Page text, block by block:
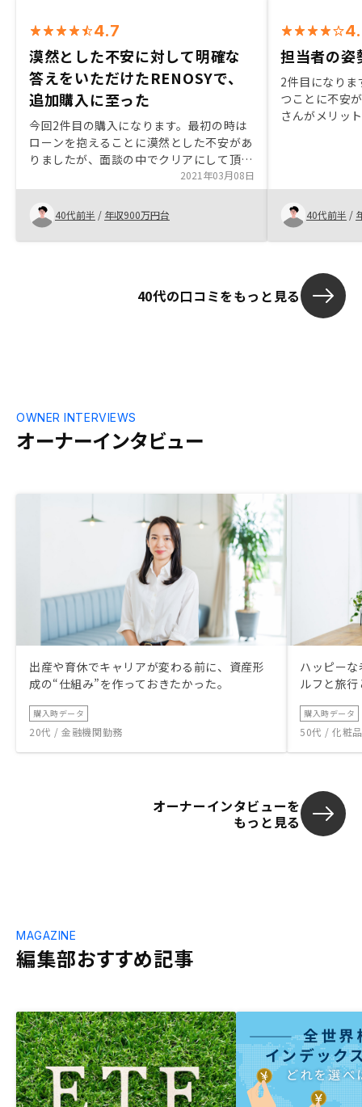
4.7
漠然とした不安に対して明確な
答えをいただけたRENOSYで、
追加購入に至った
今回2件目の購入になります。最初の時は
ローンを抱えることに漠然とした不安があ
りましたが、面談の中でクリアにして頂け
ました。質問に対する回答も明確かつスピ
ーディーで良いと思います。 紹介して頂
いた物件も2件とも自分が一人暮らしする
なら住んでもよいなと思えるもので購入を
決めました。購入を決めた後の流れが初め
2021年03月08日
40代前半 / 年収900万円台
担当者の姿
2件目になり
つことに不安
さんがメリッ
の「売りたい
業日は長いと
40代前半 /
40代の口コミをもっと見る
オーナーインタビュー
OWNER INTERVIEWS
出産や育休でキャリアが変わる前に、資産形
成の“仕組み”を作っておきたかった。
購入時データ
20代 / 金融機関勤務
ハッピー
ルフと旅
購入時データ
50代 / 化粧
オーナーインタビューを
もっと見る
編集部おすすめ記事
MAGAZINE